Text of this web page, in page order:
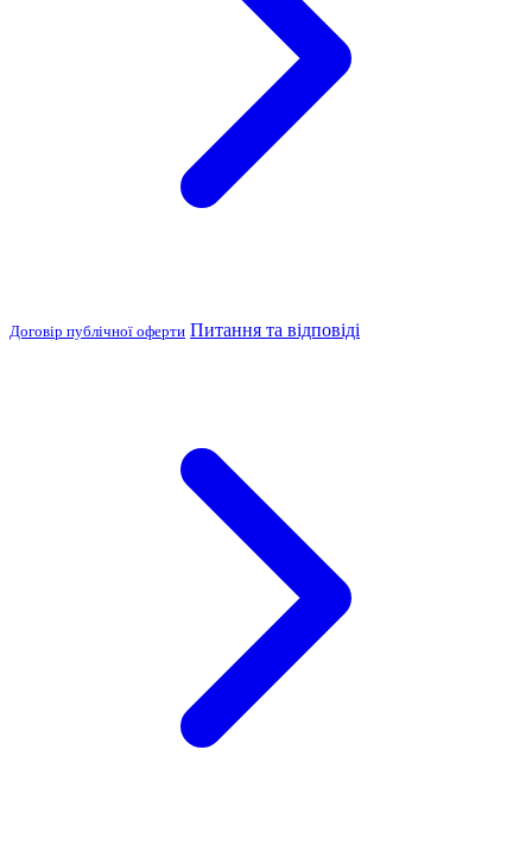
Договір публічної оферти Питання та відповіді